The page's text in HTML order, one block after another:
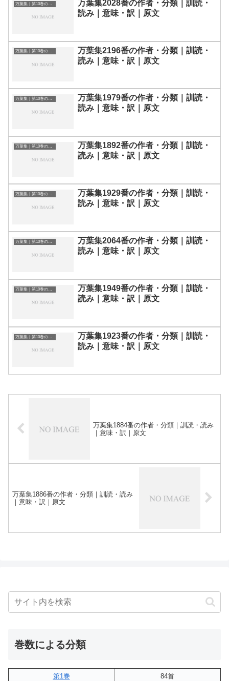
万葉集｜第10巻の和歌一覧
万葉集2028番の作者・分類｜訓読・
読み｜意味・訳｜原文
万葉集｜第10巻の和歌一覧
万葉集2196番の作者・分類｜訓読・
読み｜意味・訳｜原文
万葉集｜第10巻の和歌一覧
万葉集1979番の作者・分類｜訓読・
読み｜意味・訳｜原文
万葉集｜第10巻の和歌一覧
万葉集1892番の作者・分類｜訓読・
読み｜意味・訳｜原文
万葉集｜第10巻の和歌一覧
万葉集1929番の作者・分類｜訓読・
読み｜意味・訳｜原文
万葉集｜第10巻の和歌一覧
万葉集2064番の作者・分類｜訓読・
読み｜意味・訳｜原文
万葉集｜第10巻の和歌一覧
万葉集1949番の作者・分類｜訓読・
読み｜意味・訳｜原文
万葉集｜第10巻の和歌一覧
万葉集1923番の作者・分類｜訓読・
読み｜意味・訳｜原文
万葉集1884番の作者・分類｜訓読・読み
｜意味・訳｜原文
万葉集1886番の作者・分類｜訓読・読み
｜意味・訳｜原文
巻数による分類
第1巻
84首